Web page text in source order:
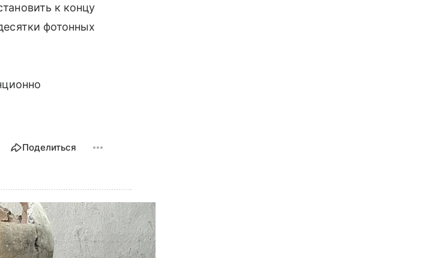
к концу
фотонных
Поделиться